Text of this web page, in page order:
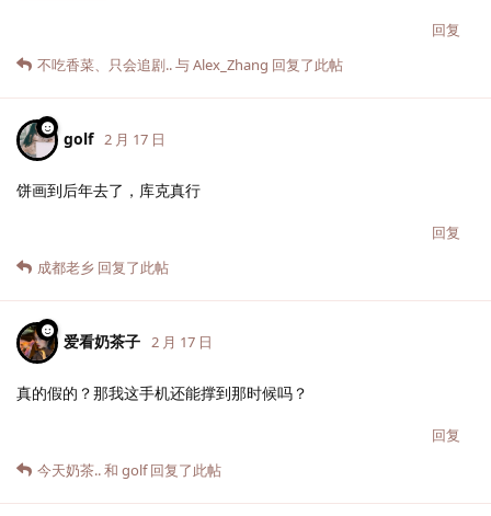
回复
不吃香菜、 只会追剧..与Alex_Zhang 回复了此帖
golf 2 月 17 日
饼画到后年去了，库克真行
回复
成都老乡 回复了此帖
爱看奶茶子 2 月 17 日
真的假的？那我这手机还能撑到那时候吗？
回复
今天奶茶..和 golf回复了此帖